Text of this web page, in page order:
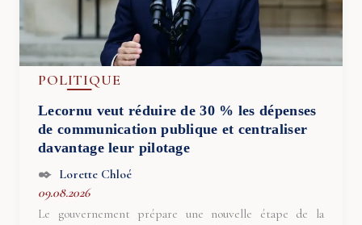
POLITIQUE
Lecornu veut réduire de 30 % les dépenses
de communication publique et centraliser
davantage leur pilotage
Lorette Chloé
09.08.2026
Le gouvernement prépare une nouvelle étape de la